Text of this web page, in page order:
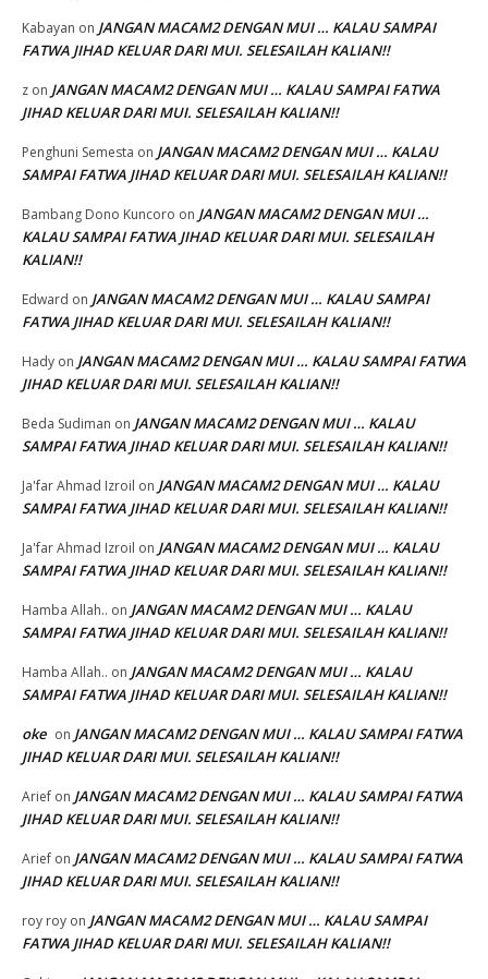
Kabayan on JANGAN MACAM2 DENGAN MUI … KALAU SAMPAI
FATWA JIHAD KELUAR DARI MUI. SELESAILAH KALIAN!!
z on JANGAN MACAM2 DENGAN MUI … KALAU SAMPAI FATWA
JIHAD KELUAR DARI MUI. SELESAILAH KALIAN!!
Penghuni Semesta on JANGAN MACAM2 DENGAN MUI … KALAU
SAMPAI FATWA JIHAD KELUAR DARI MUI. SELESAILAH KALIAN!!
Bambang Dono Kuncoro on JANGAN MACAM2 DENGAN MUI …
KALAU SAMPAI FATWA JIHAD KELUAR DARI MUI. SELESAILAH
KALIAN!!
Edward on JANGAN MACAM2 DENGAN MUI … KALAU SAMPAI
FATWA JIHAD KELUAR DARI MUI. SELESAILAH KALIAN!!
Hady on JANGAN MACAM2 DENGAN MUI … KALAU SAMPAI FATWA
JIHAD KELUAR DARI MUI. SELESAILAH KALIAN!!
Beda Sudiman on JANGAN MACAM2 DENGAN MUI … KALAU
SAMPAI FATWA JIHAD KELUAR DARI MUI. SELESAILAH KALIAN!!
Ja'far Ahmad Izroil on JANGAN MACAM2 DENGAN MUI … KALAU
SAMPAI FATWA JIHAD KELUAR DARI MUI. SELESAILAH KALIAN!!
Ja'far Ahmad Izroil on JANGAN MACAM2 DENGAN MUI … KALAU
SAMPAI FATWA JIHAD KELUAR DARI MUI. SELESAILAH KALIAN!!
Hamba Allah.. on JANGAN MACAM2 DENGAN MUI … KALAU
SAMPAI FATWA JIHAD KELUAR DARI MUI. SELESAILAH KALIAN!!
Hamba Allah.. on JANGAN MACAM2 DENGAN MUI … KALAU
SAMPAI FATWA JIHAD KELUAR DARI MUI. SELESAILAH KALIAN!!
oke on JANGAN MACAM2 DENGAN MUI … KALAU SAMPAI FATWA
JIHAD KELUAR DARI MUI. SELESAILAH KALIAN!!
Arief on JANGAN MACAM2 DENGAN MUI … KALAU SAMPAI FATWA
JIHAD KELUAR DARI MUI. SELESAILAH KALIAN!!
Arief on JANGAN MACAM2 DENGAN MUI … KALAU SAMPAI FATWA
JIHAD KELUAR DARI MUI. SELESAILAH KALIAN!!
roy roy on JANGAN MACAM2 DENGAN MUI … KALAU SAMPAI
FATWA JIHAD KELUAR DARI MUI. SELESAILAH KALIAN!!